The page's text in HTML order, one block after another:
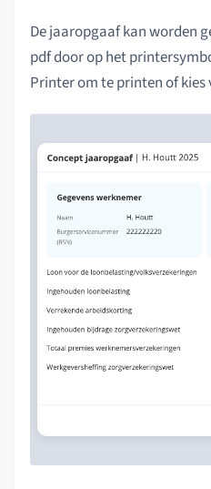
De jaaropgaaf kan worden
pdf door op het
Printer om te printen of kies